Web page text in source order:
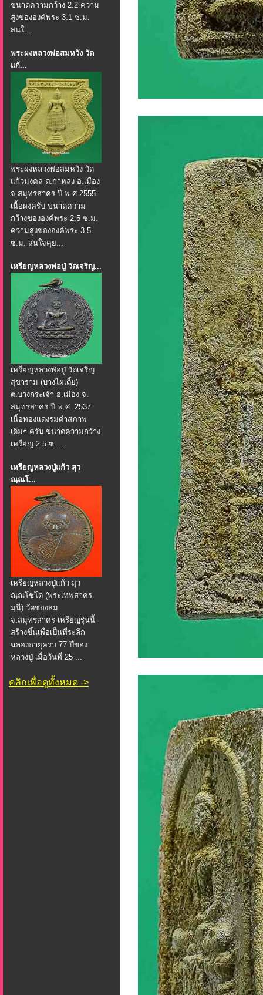
ขนาดความกว้าง 2.2 ความ
สูงขององค์พระ 3.1 ซ.ม.
สนใ...
พระผงหลวงพ่อสมหวัง วัด
แก้...
พระผงหลวงพ่อสมหวัง วัด
แก้วมงคล ต.กาหลง อ.เมือง
จ.สมุทรสาคร ปี พ.ศ.2555
เนื้อผงครับ ขนาดความ
กว้างขององค์พระ 2.5 ซ.ม.
ความสูงขององค์พระ 3.5
ซ.ม. สนใจคุย...
เหรียญหลวงพ่อปู่ วัดเจริญ...
เหรียญหลวงพ่อปู่ วัดเจริญ
สุขาราม (บางไผ่เตี้ย)
ต.บางกระเจ้า อ.เมือง จ.
สมุทรสาคร ปี พ.ศ. 2537
เนื้อทองแดงรมดำสภาพ
เดิมๆ ครับ ขนาดความกว้าง
เหรียญ 2.5 ซ....
เหรียญหลวงปู่แก้ว สุว
ณฺณโ...
เหรียญหลวงปู่แก้ว สุว
ณฺณโชโต (พระเทพสาคร
มุนี) วัดช่องลม
จ.สมุทรสาคร เหรียญรุ่นนี้
สร้างขึ้นเพื่อเป็นที่ระลึก
ฉลองอายุครบ 77 ปีของ
หลวงปู่ เมื่อวันที่ 25 ...
คลิกเพื่อดูทั้งหมด ->